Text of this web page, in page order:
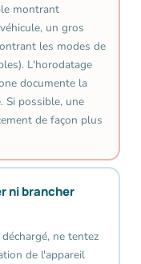
montrant
un gros
les modes de
L'horodatage
documente la
Si possible, une
de façon plus
ni brancher
ne tentez
de l'appareil